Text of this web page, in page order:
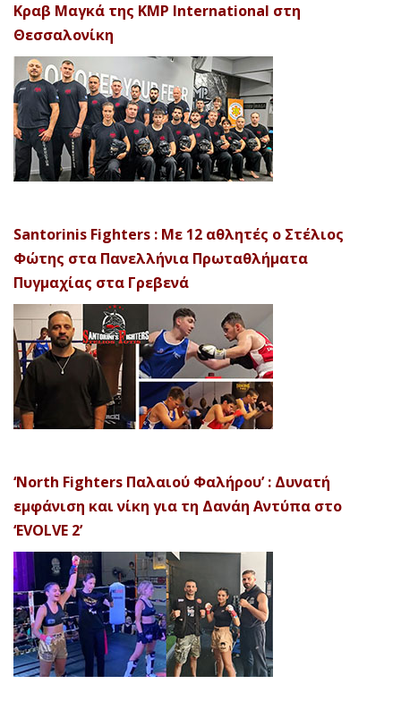
Κραβ Μαγκά της KMP International στη
Θεσσαλονίκη
Santorinis Fighters : Με 12 αθλητές ο Στέλιος
Φώτης στα Πανελλήνια Πρωταθλήματα
Πυγμαχίας στα Γρεβενά
‘North Fighters Παλαιού Φαλήρου’ : Δυνατή
εμφάνιση και νίκη για τη Δανάη Αντύπα στο
‘EVOLVE 2’